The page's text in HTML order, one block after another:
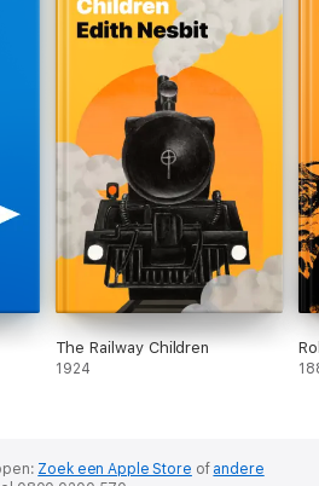
The Railway Children
1924
Zoek een Apple Store of andere